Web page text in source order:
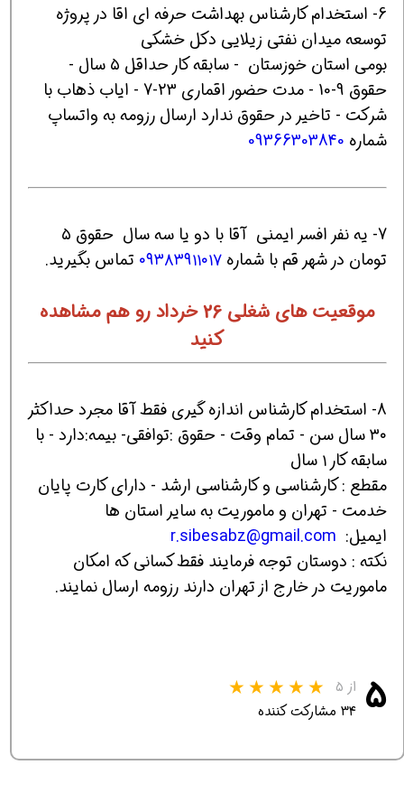
6- استخدام کارشناس بهداشت حرفه ای اقا در پروژه
توسعه میدان نفتی زیلایی دکل خشکی
بومی استان خوزستان - سابقه کار حداقل ۵ سال -
حقوق 9-10 - مدت حضور اقماری 23-7 - ایاب ذهاب با
شرکت - تاخیر در حقوق ندارد ارسال رزومه به واتساپ
شماره 09366303840
7- یه نفر افسر ایمنی آقا با دو یا سه سال حقوق ۵
تومان در شهر قم با شماره ۰۹۳۸۳۹۱۱۰۱۷ تماس بگیرید.
موقعیت های شغلی 26 خرداد رو هم مشاهده
کنید
8- استخدام کارشناس اندازه گیری فقط آقا مجرد حداکثر
۳۰ سال سن - تمام وقت - حقوق :توافقی- بیمه:دارد - با
سابقه کار ۱ سال
مقطع : کارشناسی و کارشناسی ارشد - دارای کارت پایان
خدمت - تهران و ماموریت به سایر استان ها
ایمیل: r.sibesabz@gmail.com
نکته : دوستان توجه فرمایند فقط کسانی که امکان
ماموریت در خارج از تهران دارند رزومه ارسال نمایند.
۵ از ۵
۳۴ مشارکت کننده